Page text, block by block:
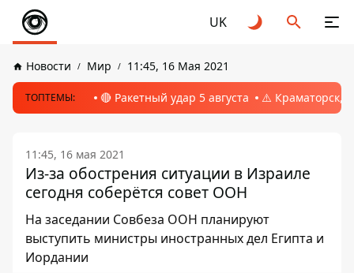
UK
Новости Мир 11:45, 16 Мая 2021
ТОПТЕМЫ: 🔴 Ракетный удар 5 августа ⚠️ Краматорск,
11:45, 16 мая 2021
Из-за обострения ситуации в Израиле
сегодня соберётся совет ООН
На заседании Совбеза ООН планируют
выступить министры иностранных дел Египта и
Иордании